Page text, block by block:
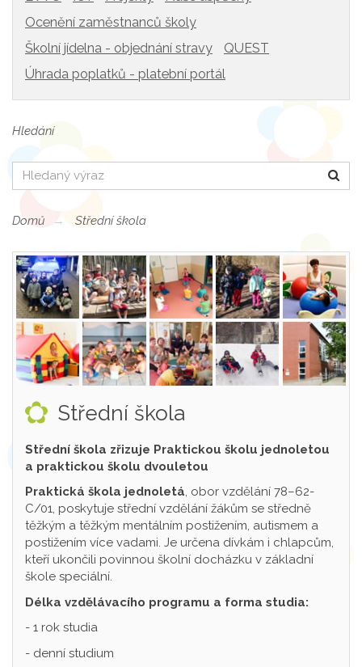
Ocenění zaměstnanců školy
Školní jídelna - objednání stravy
QUEST
Úhrada poplatků - platební portál
Hledání
Hledat
Domů Střední škola
Střední škola
Střední škola zřizuje Praktickou školu jednoletou
a praktickou školu dvouletou
Praktická škola jednoletá, obor vzdělání 78–62-
C/01, poskytuje střední vzdělání žákům se středně
těžkým a těžkým mentálním postižením, autismem a
postižením více vadami. Je určena dívkám i chlapcům,
kteří ukončili povinnou školní docházku v základní
škole speciální.
Délka vzdělávacího programu a forma studia:
- 1 rok studia
- denní studium